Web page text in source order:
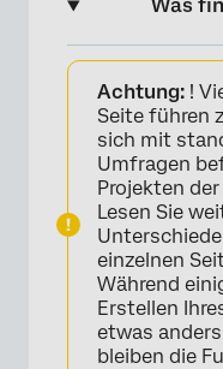
Was
Informationen
Datensets“
Grundlagen
Teilnehmer:in
Antworten auf
Achtung: !
Seite führen
sich mit
Umfragen
Projekten
Lesen Sie
einzelnen
Während
Erstellen
etwas
bleiben die